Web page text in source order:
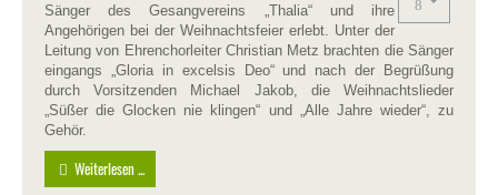
Sänger des Gesangvereins „Thalia“ und ihre
Angehörigen bei der Weihnachtsfeier erlebt. Unter der
Leitung von Ehrenchorleiter Christian Metz brachten die Sänger
eingangs „Gloria in excelsis Deo“ und nach der Begrüßung
durch Vorsitzenden Michael Jakob, die Weihnachtslieder
„Süßer die Glocken nie klingen“ und „Alle Jahre wieder“, zu
Gehör.
Weiterlesen ...